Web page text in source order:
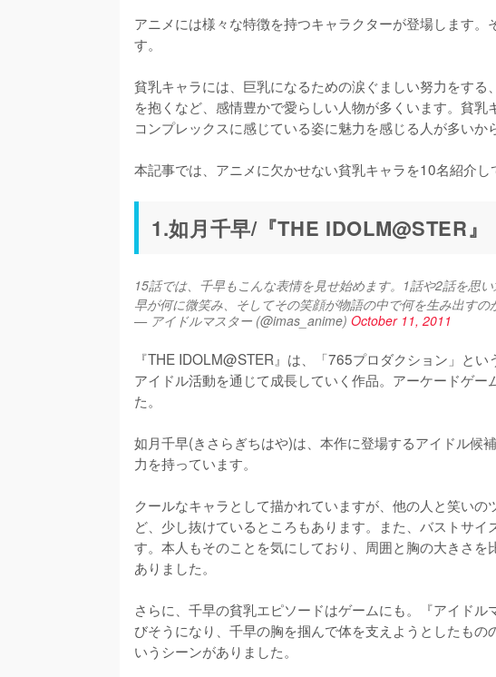
アニメには様々な特徴を持つキャラクターが登場します
す。
貧乳キャラには、巨乳になるための涙ぐましい努力をす
を抱くなど、感情豊かで愛らしい人物が多くいます。貧
コンプレックスに感じている姿に魅力を感じる人が多いか
本記事では、アニメに欠かせない貧乳キャラを10名紹介し
1.如月千早/『THE IDOLM@STER』
15話では、千早もこんな表情を見せ始めます。1話や2話を思
早が何に微笑み、そしてその笑顔が物語の中で何を生み出すの
— アイドルマスター (@imas_anime) October 11, 2011
『THE IDOLM@STER』は、「765プロダクション」とい
アイドル活動を通じて成長していく作品。アーケードゲ
た。
如月千早(きさらぎちはや)は、本作に登場するアイドル候
力を持っています。
クールなキャラとして描かれていますが、他の人と笑い
ど、少し抜けているところもあります。また、バストサ
す。本人もそのことを気にしており、周囲と胸の大きさ
ありました。
さらに、千早の貧乳エピソードはゲームにも。『アイド
びそうになり、千早の胸を掴んで体を支えようとしたも
いうシーンがありました。